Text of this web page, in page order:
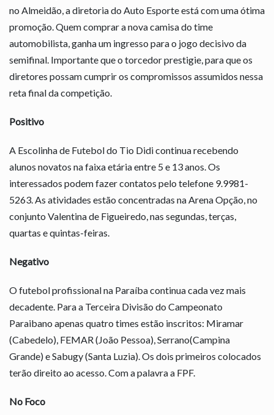
no Almeidão, a diretoria do Auto Esporte está com uma ótima
promoção. Quem comprar a nova camisa do time
automobilista, ganha um ingresso para o jogo decisivo da
semifinal. Importante que o torcedor prestigie, para que os
diretores possam cumprir os compromissos assumidos nessa
reta final da competição.
Positivo
A Escolinha de Futebol do Tio Didi continua recebendo
alunos novatos na faixa etária entre 5 e 13 anos. Os
interessados podem fazer contatos pelo telefone 9.9981-
5263. As atividades estão concentradas na Arena Opção, no
conjunto Valentina de Figueiredo, nas segundas, terças,
quartas e quintas-feiras.
Negativo
O futebol profissional na Paraíba continua cada vez mais
decadente. Para a Terceira Divisão do Campeonato
Paraibano apenas quatro times estão inscritos: Miramar
(Cabedelo), FEMAR (João Pessoa), Serrano(Campina
Grande) e Sabugy (Santa Luzia). Os dois primeiros colocados
terão direito ao acesso. Com a palavra a FPF.
No Foco